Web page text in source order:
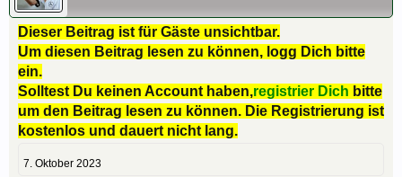
Dieser Beitrag ist für Gäste unsichtbar.
Um diesen Beitrag lesen zu können, logg Dich bitte
ein.
Solltest Du keinen Account haben,registrier Dich bitte
um den Beitrag lesen zu können. Die Registrierung ist
kostenlos und dauert nicht lang.
7. Oktober 2023